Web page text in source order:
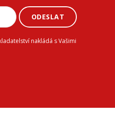
ODESLAT
nakládá s Vašimi